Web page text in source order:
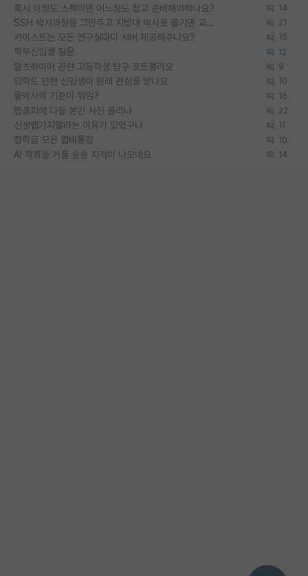
혹시 이정도 스펙이면 어느정도 잡고 준비해야하나요? 14
SSH 박사과정을 그만두고 지방대 박사로 옮기면 교수의 꿈은 끝일까요? 21
카이스트는 모든 연구실마다 서버 제공해주나요? 15
학부신입생 질문 12
알츠하이머 관련 고등학생 탐구 포트폴리오 9
입학도 안한 신입생이 원래 관심을 받나요 10
물박사의 기준이 뭐임? 16
랩홈피에 다들 본인 사진 올리냐 22
신생랩가지말라는 이유가 있었구나 11
장학금 모은 랩비통장 10
AI 학회들 거품 슬슬 지적이 나오네요 14